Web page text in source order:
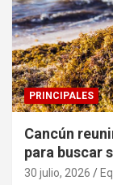
PRINCIPALES
Cancún
para buscar
sargazo
30 julio, 2026